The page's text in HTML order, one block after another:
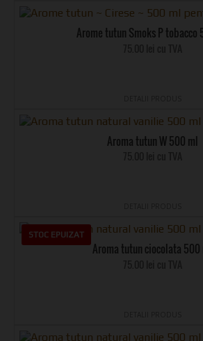
Arome tutun Smoks P tobacco
Aroma tutun W 500 ml
STOC EPUIZAT
Aroma tutun ciocolata 500